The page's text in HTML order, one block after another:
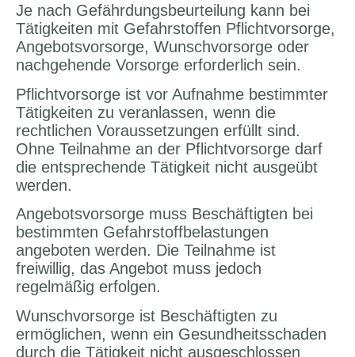
Je nach Gefährdungsbeurteilung kann bei
Tätigkeiten mit Gefahrstoffen Pflichtvorsorge,
Angebotsvorsorge, Wunschvorsorge oder
nachgehende Vorsorge erforderlich sein.
Pflichtvorsorge ist vor Aufnahme bestimmter
Tätigkeiten zu veranlassen, wenn die
rechtlichen Voraussetzungen erfüllt sind.
Ohne Teilnahme an der Pflichtvorsorge darf
die entsprechende Tätigkeit nicht ausgeübt
werden.
Angebotsvorsorge muss Beschäftigten bei
bestimmten Gefahrstoffbelastungen
angeboten werden. Die Teilnahme ist
freiwillig, das Angebot muss jedoch
regelmäßig erfolgen.
Wunschvorsorge ist Beschäftigten zu
ermöglichen, wenn ein Gesundheitsschaden
durch die Tätigkeit nicht ausgeschlossen